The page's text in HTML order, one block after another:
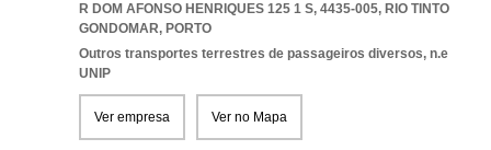
R DOM AFONSO HENRIQUES 125 1 S, 4435-005, RIO TINTO
GONDOMAR, PORTO
Outros transportes terrestres de passageiros diversos, n.e
UNIP
Ver empresa Ver no Mapa